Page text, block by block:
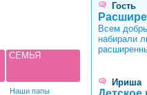
СЕМЬЯ
Наши папы
Гость
Всем
набирали
Ириша